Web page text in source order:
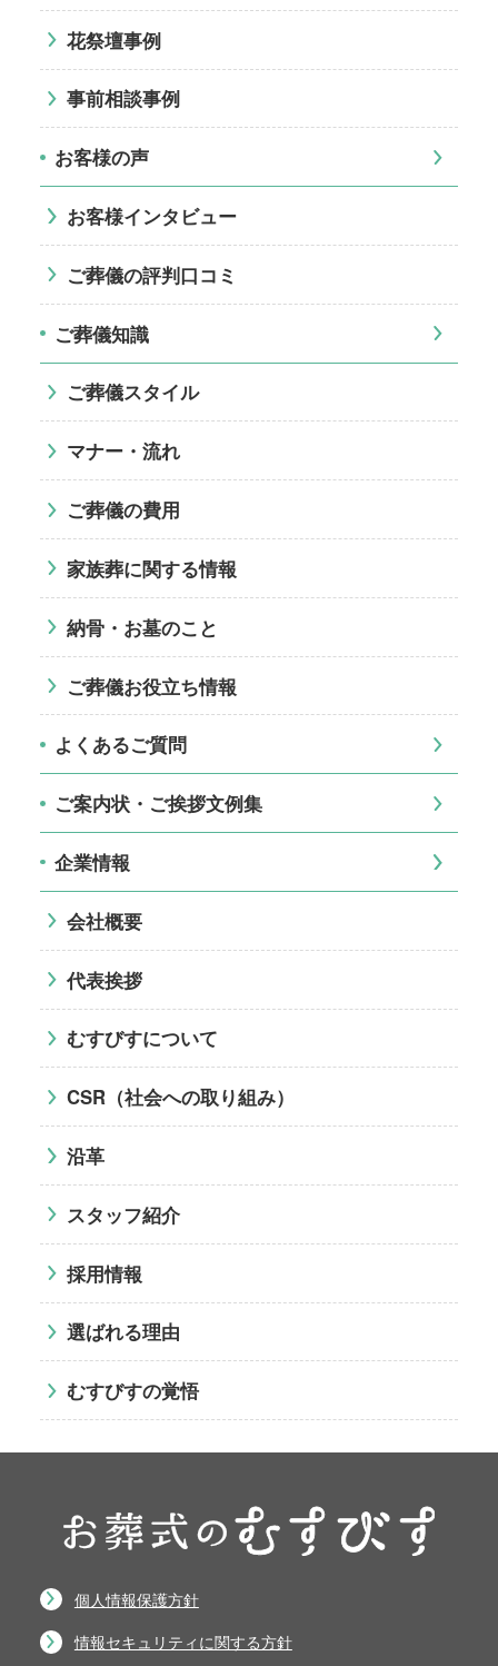
花祭壇事例
事前相談事例
お客様の声
お客様インタビュー
ご葬儀の評判口コミ
ご葬儀知識
ご葬儀スタイル
マナー・流れ
ご葬儀の費用
家族葬に関する情報
納骨・お墓のこと
ご葬儀お役立ち情報
よくあるご質問
ご案内状・ご挨拶文例集
企業情報
会社概要
代表挨拶
むすびすについて
CSR（社会への取り組み）
沿革
スタッフ紹介
採用情報
選ばれる理由
むすびすの覚悟
個人情報保護方針
情報セキュリティに関する方針